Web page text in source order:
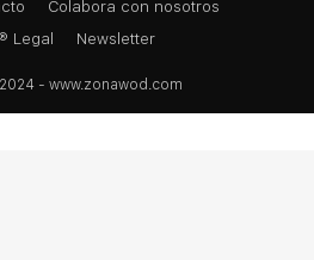
Colabora con nosotros
Legal
Newsletter
- www.zonawod.com